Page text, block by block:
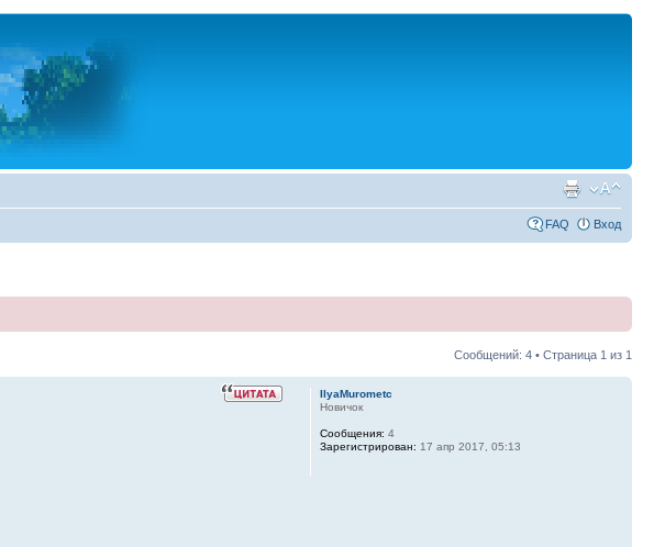
FAQ Вход
Сообщений: 4 • Страница 1 из 1
IlyaMurometc
Новичок
Сообщения: 4
Зарегистрирован: 17 апр 2017, 05:13